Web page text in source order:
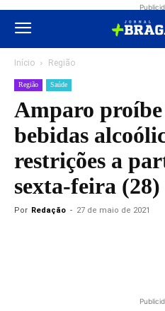
Início Região
Região Saúde
Amparo proíbe
bebidas
restrições a
sexta-feira (28)
Por Redação - 27 de maio de 2021